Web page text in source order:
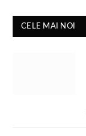
CELE MAI NOI